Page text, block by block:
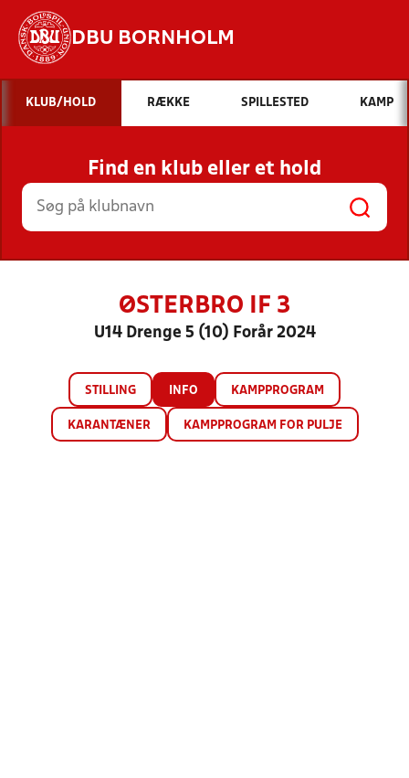
DBU BORNHOLM
Hvad vil du søge efter?
INDHOLD OG NYHEDER
STILLINGER, RESULTATER, KLUBBER OG
HOLD
KLUB/HOLD RÆKKE SPILLESTED KAMP
Find en klub eller et hold
ØSTERBRO IF 3
U14 Drenge 5 (10) Forår 2024
STILLING INFO KAMPPROGRAM
KARANTÆNER KAMPPROGRAM FOR PULJE